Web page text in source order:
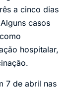
a cinco dias
casos
hospitalar,
7 de abril nas